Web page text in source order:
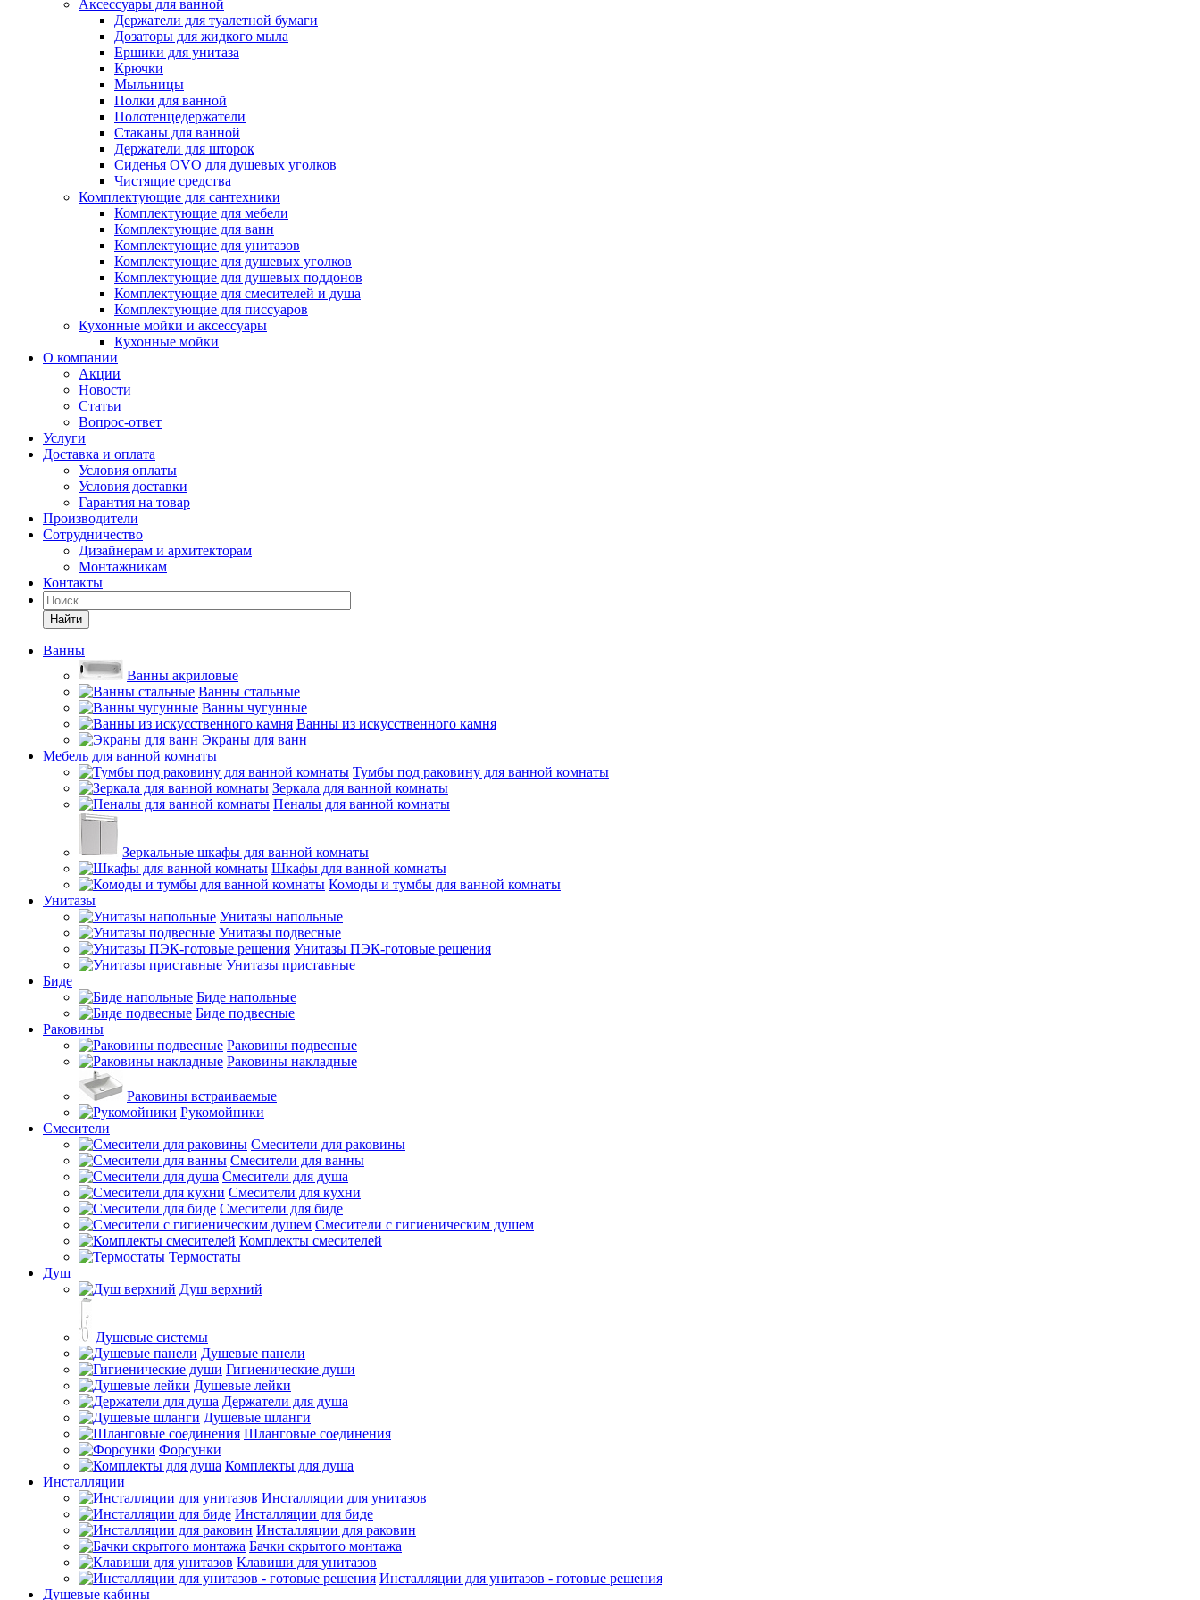
Аксессуары для ванной
Держатели для туалетной бумаги
Дозаторы для жидкого мыла
Ершики для унитаза
Крючки
Мыльницы
Полки для ванной
Полотенцедержатели
Стаканы для ванной
Держатели для шторок
Сиденья OVO для душевых уголков
Чистящие средства
Комплектующие для сантехники
Комплектующие для мебели
Комплектующие для ванн
Комплектующие для унитазов
Комплектующие для душевых уголков
Комплектующие для душевых поддонов
Комплектующие для смесителей и душа
Комплектующие для писсуаров
Кухонные мойки и аксессуары
Кухонные мойки
О компании
Акции
Новости
Статьи
Вопрос-ответ
Услуги
Доставка и оплата
Условия оплаты
Условия доставки
Гарантия на товар
Производители
Сотрудничество
Дизайнерам и архитекторам
Монтажникам
Контакты
Найти
Ванны
Ванны акриловые
Ванны стальные
Ванны чугунные
Ванны из искусственного камня
Экраны для ванн
Мебель для ванной комнаты
Тумбы под раковину для ванной комнаты
Зеркала для ванной комнаты
Пеналы для ванной комнаты
Зеркальные шкафы для ванной комнаты
Шкафы для ванной комнаты
Комоды и тумбы для ванной комнаты
Унитазы
Унитазы напольные
Унитазы подвесные
Унитазы ПЭК-готовые решения
Унитазы приставные
Биде
Биде напольные
Биде подвесные
Раковины
Раковины подвесные
Раковины накладные
Раковины встраиваемые
Рукомойники
Смесители
Смесители для раковины
Смесители для ванны
Смесители для душа
Смесители для кухни
Смесители для биде
Смесители с гигиеническим душем
Комплекты смесителей
Термостаты
Душ
Душ верхний
Душевые системы
Душевые панели
Гигиенические души
Душевые лейки
Держатели для душа
Душевые шланги
Шланговые соединения
Форсунки
Комплекты для душа
Инсталляции
Инсталляции для унитазов
Инсталляции для биде
Инсталляции для раковин
Бачки скрытого монтажа
Клавиши для унитазов
Инсталляции для унитазов - готовые решения
Душевые кабины